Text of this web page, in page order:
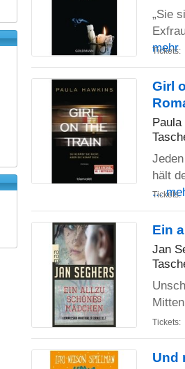
„Sie
mehr
Tickets:
Girl
hält
...
Tickets:
Ein
Jan
Tickets:
Und